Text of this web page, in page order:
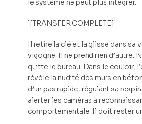
le système ne peut plus intégrer.
`[TRANSFER COMPLETE]`
Il retire la clé et la glisse dans sa
vigogne. Il ne prend rien d’autre.
quitte le bureau. Dans le couloir,
révèle la nudité des murs en
d’un pas rapide, régulant sa
alerter les caméras à
comportementale. Il doit rester